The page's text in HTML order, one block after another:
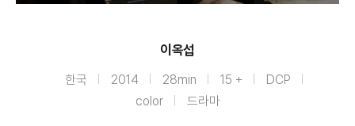
이옥섭
한국 2014 28min 15 +
DCP
color
드라마